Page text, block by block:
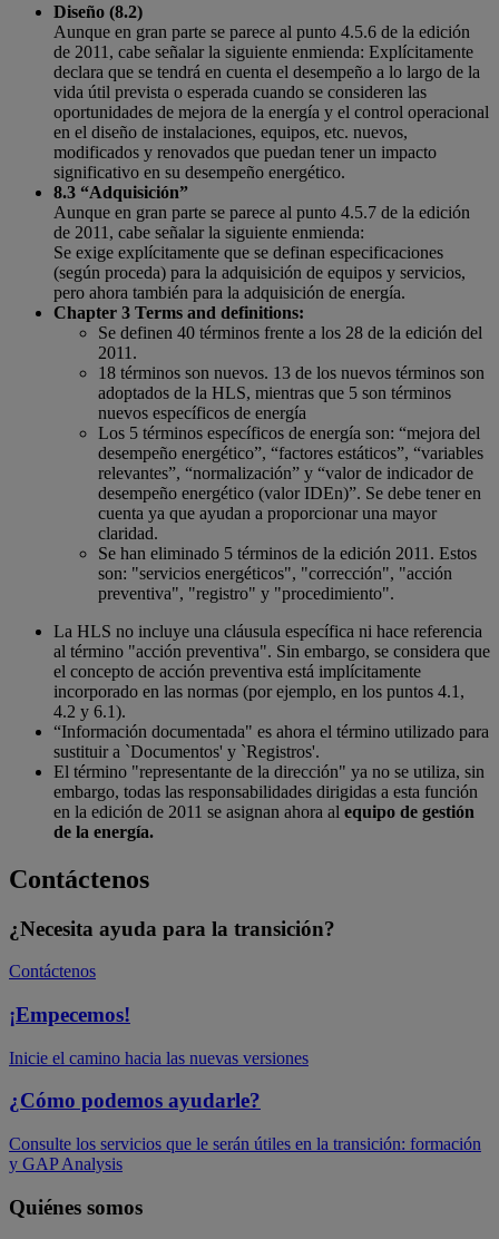
Diseño (8.2)
Aunque en gran parte se parece al punto 4.5.6 de la edición
de 2011, cabe señalar la siguiente enmienda: Explícitamente
declara que se tendrá en cuenta el desempeño a lo largo de la
vida útil prevista o esperada cuando se consideren las
oportunidades de mejora de la energía y el control operacional
en el diseño de instalaciones, equipos, etc. nuevos,
modificados y renovados que puedan tener un impacto
significativo en su desempeño energético.
8.3 “Adquisición”
Aunque en gran parte se parece al punto 4.5.7 de la edición
de 2011, cabe señalar la siguiente enmienda:
Se exige explícitamente que se definan especificaciones
(según proceda) para la adquisición de equipos y servicios,
pero ahora también para la adquisición de energía.
Chapter 3 Terms and definitions:
Se definen 40 términos frente a los 28 de la edición del
2011.
18 términos son nuevos. 13 de los nuevos términos son
adoptados de la HLS, mientras que 5 son términos
nuevos específicos de energía
Los 5 términos específicos de energía son: “mejora del
desempeño energético”, “factores estáticos”, “variables
relevantes”, “normalización” y “valor de indicador de
desempeño energético (valor IDEn)”. Se debe tener en
cuenta ya que ayudan a proporcionar una mayor
claridad.
Se han eliminado 5 términos de la edición 2011. Estos
son: "servicios energéticos", "corrección", "acción
preventiva", "registro" y "procedimiento".
La HLS no incluye una cláusula específica ni hace referencia
al término "acción preventiva". Sin embargo, se considera que
el concepto de acción preventiva está implícitamente
incorporado en las normas (por ejemplo, en los puntos 4.1,
4.2 y 6.1).
“Información documentada" es ahora el término utilizado para
sustituir a `Documentos' y `Registros'.
El término "representante de la dirección" ya no se utiliza, sin
embargo, todas las responsabilidades dirigidas a esta función
en la edición de 2011 se asignan ahora al equipo de gestión
de la energía.
Contáctenos
¿Necesita ayuda para la transición?
Contáctenos
¡Empecemos!
Inicie el camino hacia las nuevas versiones​
​¿Cómo podemos ayudarle?
Consulte los servicios que le serán útiles en la transición: formación
y GAP Analysis
Quiénes somos